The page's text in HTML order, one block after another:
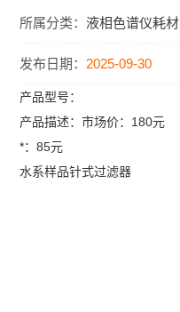
所属分类：液相色谱仪耗材
发布日期： 2025-09-30
产品型号：
产品描述：市场价：180元
*：85元
水系样品针式过滤器